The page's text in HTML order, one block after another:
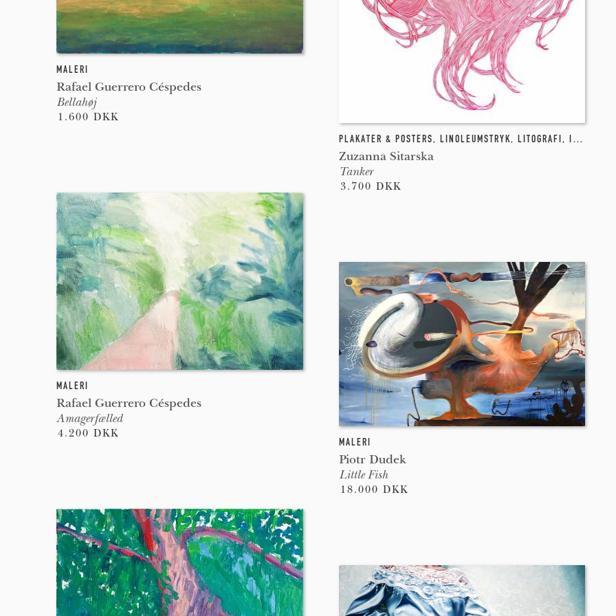
MALERI
Rafael Guerrero Céspedes
Bellahøj
1.600 DKK
MALERI
Rafael Guerrero Céspedes
Amagerfælled
4.200 DKK
PLAKATER & POSTERS, LINOLEUMSTRYK, LITOGRAFI,
Zuzanna Sitarska
Tanker
3.700 DKK
MALERI
Piotr Dudek
Little Fish
18.000 DKK